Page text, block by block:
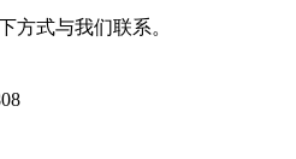
方式与我们联系。